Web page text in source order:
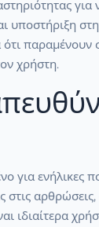
υποστήριξη
χρήστη.
για ενήλικες
στις
ιδιαίτερα